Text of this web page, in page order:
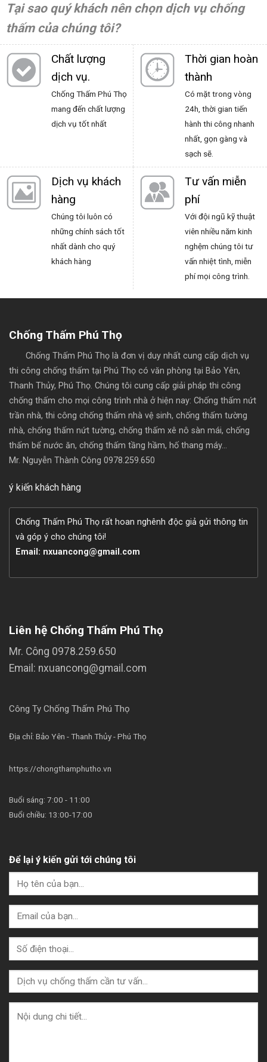
Tại sao quý khách nên chọn dịch vụ chống
thấm của chúng tôi?
Chất lượng
dịch vụ.
Chống Thấm Phú Thọ
mang đến chất lượng
dịch vụ tốt nhất
Thời gian hoàn
thành
Có mặt trong vòng
24h, thời gian tiến
hành thi công nhanh
nhất, gọn gàng và
sạch sẽ.
Dịch vụ khách
hàng
Chúng tôi luôn có
những chính sách tốt
nhất dành cho quý
khách hàng
Tư vấn miễn
phí
Với đội ngũ kỹ thuật
viên nhiều năm kinh
nghệm chúng tôi tư
vấn nhiệt tình, miễn
phí mọi công trình.
Chống Thấm Phú Thọ
Chống Thấm Phú Thọ là đơn vị duy nhất cung cấp dịch vụ
thi công chống thấm tại Phú Thọ có văn phòng tại Bảo Yên,
Thanh Thủy, Phú Thọ. Chúng tôi cung cấp giải pháp thi công
chống thấm cho mọi công trình nhà ở hiện nay: Chống thấm nứt
trần nhà, thi công chống thấm nhà vệ sinh, chống thấm tường
nhà, chống thấm nứt tường, chống thấm xê nô sàn mái, chống
thấm bể nước ăn, chống thấm tầng hầm, hố thang máy...
Mr. Nguyễn Thành Công 0978.259.650
ý kiến khách hàng
Chống Thấm Phú Thọ rất hoan nghênh độc giả gửi thông tin
và góp ý cho chúng tôi!
Email: nxuancong@gmail.com
Liên hệ Chống Thấm Phú Thọ
Mr. Công 0978.259.650
Email: nxuancong@gmail.com
Công Ty Chống Thấm Phú Thọ
Địa chỉ: Bảo Yên - Thanh Thủy - Phú Thọ
https://chongthamphutho.vn
Buổi sáng: 7:00 - 11:00
Buổi chiều: 13:00-17:00
Để lại ý kiến gửi tới chúng tôi